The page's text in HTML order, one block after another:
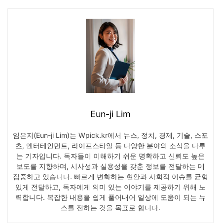
Eun-ji Lim
임은지(Eun-ji Lim)는 Wpick.kr에서 뉴스, 정치, 경제, 기술, 스포
츠, 엔터테인먼트, 라이프스타일 등 다양한 분야의 소식을 다루
는 기자입니다. 독자들이 이해하기 쉬운 명확하고 신뢰도 높은
보도를 지향하며, 시사성과 실용성을 갖춘 정보를 전달하는 데
집중하고 있습니다. 빠르게 변화하는 현안과 사회적 이슈를 균형
있게 전달하고, 독자에게 의미 있는 이야기를 제공하기 위해 노
력합니다. 복잡한 내용을 쉽게 풀어내어 일상에 도움이 되는 뉴
스를 전하는 것을 목표로 합니다.